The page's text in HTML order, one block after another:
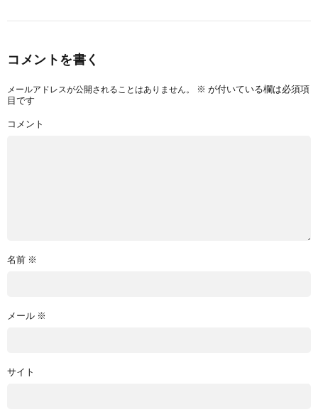
コメントを書く
メールアドレスが公開されることはありません。 ※ が付いている欄は必須項
目です
コメント
名前 ※
メール ※
サイト